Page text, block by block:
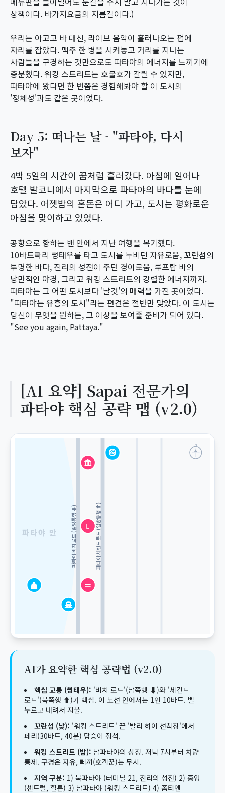
상책이다. 바가지요금의 지름길이다.)
우리는 아고고 바 대신, 라이브 음악이 흘러나오는 펍에
자리를 잡았다. 맥주 한 병을 시켜놓고 거리를 지나는
사람들을 구경하는 것만으로도 파타야의 에너지를 느끼기에
충분했다. 워킹 스트리트는 호불호가 갈릴 수 있지만,
파타야에 왔다면 한 번쯤은 경험해봐야 할 이 도시의
'정체성'과도 같은 곳이었다.
Day 5: 떠나는 날 - "파타야, 다시
보자"
4박 5일의 시간이 꿈처럼 흘러갔다. 아침에 일어나
호텔 발코니에서 마지막으로 파타야의 바다를 눈에
담았다. 어젯밤의 혼돈은 어디 가고, 도시는 평화로운
아침을 맞이하고 있었다.
공항으로 향하는 밴 안에서 지난 여행을 복기했다.
10바트짜리 썽태우를 타고 도시를 누비던 자유로움, 꼬란섬의
투명한 바다, 진리의 성전이 주던 경이로움, 루프탑 바의
낭만적인 야경, 그리고 워킹 스트리트의 강렬한 에너지까지.
파타야는 그 어떤 도시보다 '날것'의 매력을 가진 곳이었다.
"파타야는 유흥의 도시"라는 편견은 절반만 맞았다. 이 도시는
당신이 무엇을 원하든, 그 이상을 보여줄 준비가 되어 있다.
"See you again, Pattaya."
[AI 요약] Sapai 전문가의
파타야 핵심 공략 맵 (v2.0)
파타야 비치 로드 (일방통행 ⬇) 파타야 세컨드 로드 (일방통행 ⬆)
파타야 만






N
AI가 요약한 핵심 공략법 (v2.0)
핵심 교통 (썽태우): '비치 로드'(남쪽행 ⬇)와 '세컨드
로드'(북쪽행 ⬆)가 핵심. 이 노선 안에서는 1인 10바트. 벨
누르고 내려서 지불.
꼬란섬 (낮): '워킹 스트리트' 끝 '발리 하이 선착장'에서
페리(30바트, 40분) 탑승이 정석.
워킹 스트리트 (밤): 남파타야의 상징. 저녁 7시부터 차량
통제. 구경은 자유, 삐끼(호객꾼)는 무시.
지역 구분: 1) 북파타야 (터미널 21, 진리의 성전) 2) 중앙
(센트럴, 힐튼) 3) 남파타야 (워킹 스트리트) 4) 좀티엔